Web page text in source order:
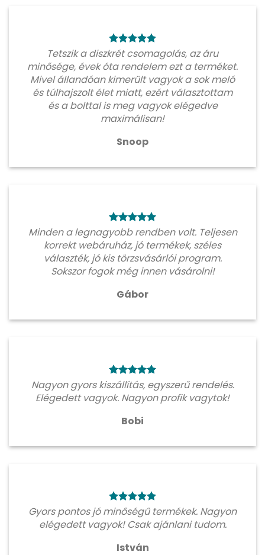
Tetszik a diszkrét csomagolás, az áru
minősége, évek óta rendelem ezt a terméket.
Mivel állandóan kimerült vagyok a sok meló
és túlhajszolt élet miatt, ezért választottam
és a bolttal is meg vagyok elégedve
maximálisan!
Snoop
Minden a legnagyobb rendben volt. Teljesen
korrekt webáruház, jó termékek, széles
választék, jó kis törzsvásárlói program.
Sokszor fogok még innen vásárolni!
Gábor
Nagyon gyors kiszállítás, egyszerű rendelés.
Elégedett vagyok. Nagyon profik vagytok!
Bobi
Gyors pontos jó minőségű termékek. Nagyon
elégedett vagyok! Csak ajánlani tudom.
István